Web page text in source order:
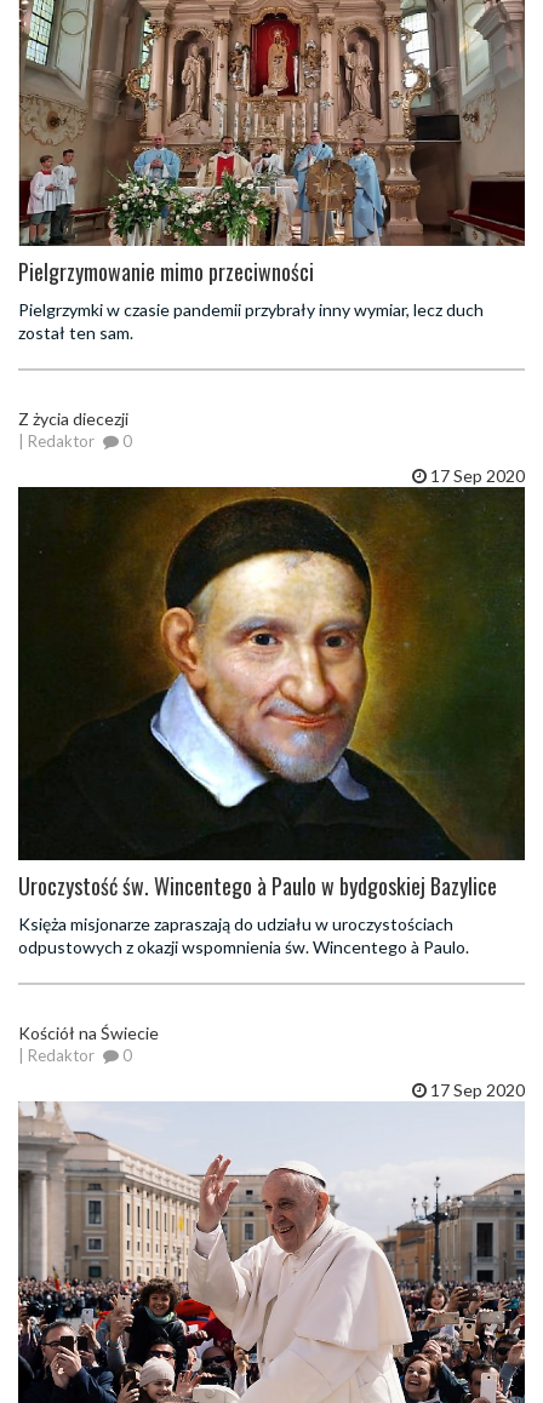
Pielgrzymowanie mimo przeciwności
Pielgrzymki w czasie pandemii przybrały inny wymiar, lecz duch
został ten sam.
Z życia diecezji
| Redaktor 0
17 Sep 2020
Uroczystość św. Wincentego à Paulo w bydgoskiej Bazylice
Księża misjonarze zapraszają do udziału w uroczystościach
odpustowych z okazji wspomnienia św. Wincentego à Paulo.
Kościół na Świecie
| Redaktor 0
17 Sep 2020